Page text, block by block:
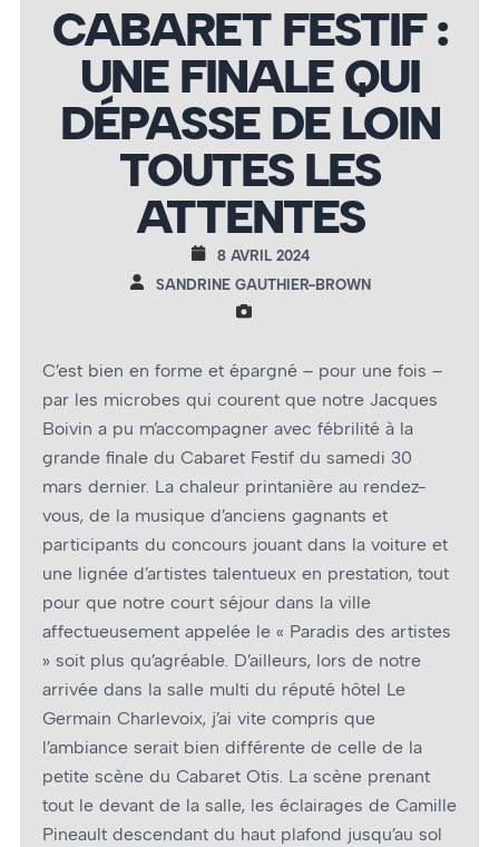
CABARET FESTIF :
UNE FINALE QUI
DÉPASSE DE LOIN
TOUTES LES
ATTENTES
8 AVRIL 2024
SANDRINE GAUTHIER-BROWN
C’est bien en forme et épargné – pour une fois –
par les microbes qui courent que notre Jacques
Boivin a pu m’accompagner avec fébrilité à la
grande finale du Cabaret Festif du samedi 30
mars dernier. La chaleur printanière au rendez-
vous, de la musique d’anciens gagnants et
participants du concours jouant dans la voiture et
une lignée d’artistes talentueux en prestation, tout
pour que notre court séjour dans la ville
affectueusement appelée le « Paradis des artistes
» soit plus qu’agréable. D’ailleurs, lors de notre
arrivée dans la salle multi du réputé hôtel Le
Germain Charlevoix, j’ai vite compris que
l’ambiance serait bien différente de celle de la
petite scène du Cabaret Otis. La scène prenant
tout le devant de la salle, les éclairages de Camille
Pineault descendant du haut plafond jusqu’au sol